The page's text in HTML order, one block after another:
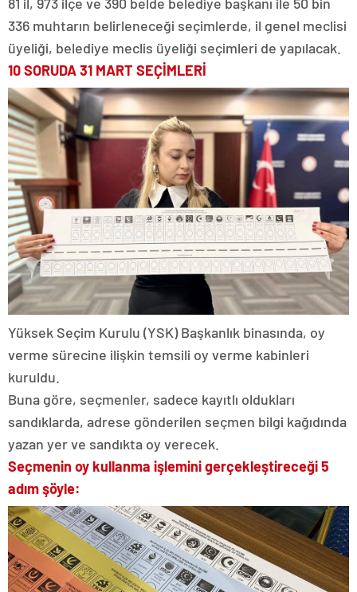
336 muhtarın belirleneceği seçimlerde, il genel meclisi
üyeliği, belediye meclis üyeliği seçimleri de yapılacak.
10 SORUDA 31 MART SEÇİMLERİ
Yüksek Seçim Kurulu (YSK) Başkanlık binasında, oy
verme sürecine ilişkin temsili oy verme kabinleri
kuruldu.
Buna göre, seçmenler, sadece kayıtlı oldukları
sandıklarda, adrese gönderilen seçmen bilgi kağıdında
yazan yer ve sandıkta oy verecek.
Seçmenin oy kullanma işlemini gerçekleştireceği 5
adım şöyle: